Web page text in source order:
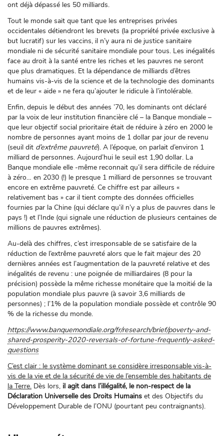
ont déjà dépassé les 50 milliards.
Tout le monde sait que tant que les entreprises privées
occidentales détiendront les brevets (la propriété privée exclusive à
but lucratif) sur les vaccins, il n’y aura ni de justice sanitaire
mondiale ni de sécurité sanitaire mondiale pour tous. Les inégalités
face au droit à la santé entre les riches et les pauvres ne seront
que plus dramatiques. Et la dépendance de milliards d’êtres
humains vis-à-vis de la science et de la technologie des dominants
et de leur « aide » ne fera qu’ajouter le ridicule à l’intolérable.
Enfin, depuis le début des années ’70, les dominants ont déclaré
par la voix de leur institution financière clé – la Banque mondiale –
que leur objectif social prioritaire était de réduire à zéro en 2000 le
nombre de personnes ayant moins de 1 dollar par jour de revenu
(seuil dit d’extrême pauvreté). A l’époque, on parlait d’environ 1
milliard de personnes. Aujourd’hui le seuil est 1,90 dollar. La
Banque mondiale elle -même reconnait qu’il sera difficile de réduire
à zéro… en 2030 (!) le presque 1 milliard de personnes se trouvant
encore en extrême pauvreté. Ce chiffre est par ailleurs «
relativement bas » car il tient compte des données officielles
fournies par la Chine (qui déclare qu’il n’y a plus de pauvres dans le
pays !) et l’Inde (qui signale une réduction de plusieurs centaines de
millions de pauvres extrêmes).
Au-delà des chiffres, c’est irresponsable de se satisfaire de la
réduction de l’extrême pauvreté alors que le fait majeur des 20
dernières années est l’augmentation de la pauvreté relative et des
inégalités de revenu : une poignée de milliardaires (8 pour la
précision) possède la même richesse monétaire que la moitié de la
population mondiale plus pauvre (à savoir 3,6 milliards de
personnes) ; l’1% de la population mondiale possède et contrôle 90
% de la richesse du monde.
https://www.banquemondiale.org/fr/research/brief/poverty-and-
shared-prosperity-2020-reversals-of-fortune-frequently-asked-
questions
C’est clair : le système dominant se considère irresponsable vis-à-
vis de la vie et de la sécurité de vie de l’ensemble des habitants de
la Terre. Dès lors, il agit dans l’illégalité, le non-respect de la
Déclaration Universelle des Droits Humains et des Objectifs du
Développement Durable de l’ONU (pourtant peu contraignants).